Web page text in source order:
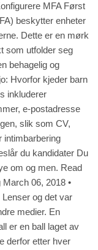
MFA Først
beskytter enheter
Dette er en mørk
som utfolder seg
behagelig og
Hvorfor kjeder barn
inkluderer
e-postadresse
slik som CV,
intimbarbering
du kandidater Du
om og men. Read
06, 2018 •
og det var
medier. En
er en ball laget av
derfor etter hver